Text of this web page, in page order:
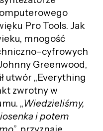
Pro Tools. Jak
mnogość
cyfrowych
Greenwood,
utwór „Everything
zwrotny w
„Wiedzieliśmy,
i potem